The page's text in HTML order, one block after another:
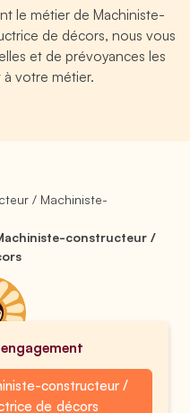
le métier de Machiniste-
de décors, nous vous
et de prévoyances les
votre métier.
/ Machiniste-
constructeur /
constructeur /
de décors